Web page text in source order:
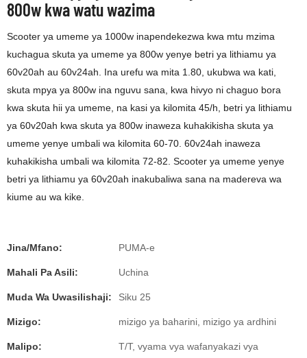
800w kwa watu wazima
Scooter ya umeme ya 1000w inapendekezwa kwa mtu mzima
kuchagua skuta ya umeme ya 800w yenye betri ya lithiamu ya
60v20ah au 60v24ah. Ina urefu wa mita 1.80, ukubwa wa kati,
skuta mpya ya 800w ina nguvu sana, kwa hivyo ni chaguo bora
kwa skuta hii ya umeme, na kasi ya kilomita 45/h, betri ya lithiamu
ya 60v20ah kwa skuta ya 800w inaweza kuhakikisha skuta ya
umeme yenye umbali wa kilomita 60-70. 60v24ah inaweza
kuhakikisha umbali wa kilomita 72-82. Scooter ya umeme yenye
betri ya lithiamu ya 60v20ah inakubaliwa sana na madereva wa
kiume au wa kike.
Jina/Mfano: PUMA-e
Mahali Pa Asili: Uchina
Muda Wa Uwasilishaji: Siku 25
Mizigo: mizigo ya baharini, mizigo ya ardhini
Malipo:
T/T, vyama vya wafanyakazi vya